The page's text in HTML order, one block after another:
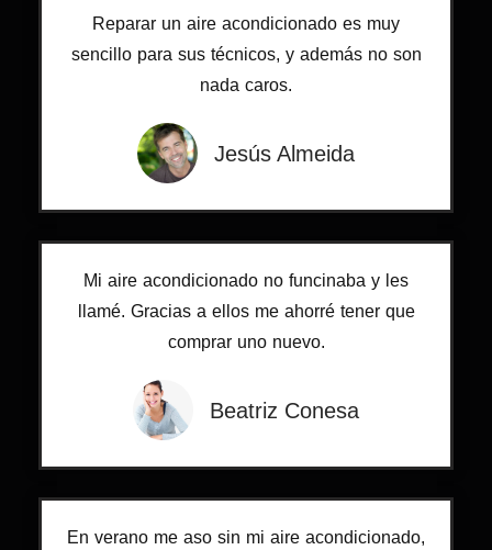
Reparar un aire acondicionado es muy
sencillo para sus técnicos, y además no son
nada caros.
Jesús Almeida
Mi aire acondicionado no funcinaba y les
llamé. Gracias a ellos me ahorré tener que
comprar uno nuevo.
Beatriz Conesa
En verano me aso sin mi aire acondicionado,